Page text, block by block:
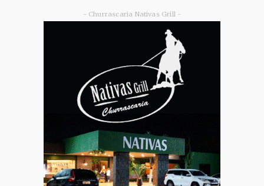
- Churrascaria Nativas Grill -